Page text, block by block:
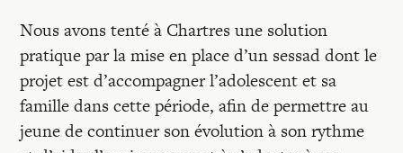
Nous avons tenté à Chartres une solution
pratique par la mise en place d’un sessad dont le
projet est d’accompagner l’adolescent et sa
famille dans cette période, afin de permettre au
jeune de continuer son évolution à son rythme